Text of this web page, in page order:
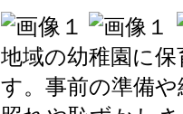
地域の幼稚園に
す。事前の準備